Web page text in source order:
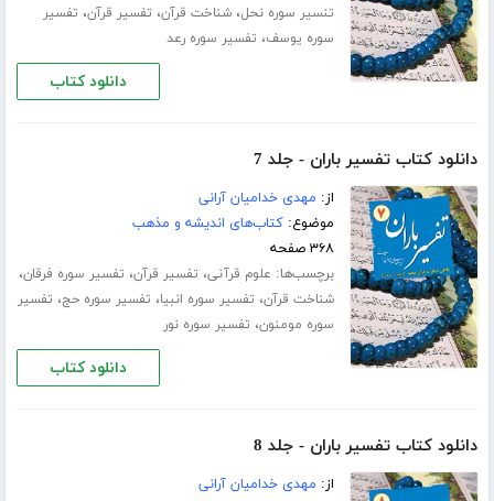
تنسیر سوره نحل،شناخت قرآن، تفسیر قرآن، تفسیر
سوره یوسف، تفسیر سوره رعد
دانلود کتاب
دانلود کتاب تفسیر باران - جلد 7
از: مهدی خدامیان آرانی
موضوع:کتاب‌های اندیشه و مذهب
۳۶۸ صفحه
برچسب‌ها: علوم قرآنی، تفسیر قرآن، تفسیر سوره فرقان،
شناخت قرآن، تفسیر سوره انبیا، تفسیر سوره حج، تفسیر
سوره مومنون، تفسیر سوره نور
دانلود کتاب
دانلود کتاب تفسیر باران - جلد 8
از: مهدی خدامیان آرانی